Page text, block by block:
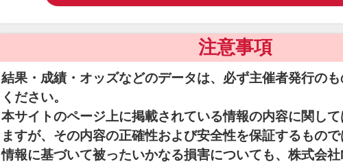
注意事項
結果・成績・オッズなどのデータは、必ず主催者発行の
ください。
本サイトのページ上に掲載されている情報の内容に関し
ますが、その内容の正確性および安全性を保証するもの
情報に基づいて被ったいかなる損害についても、株式会